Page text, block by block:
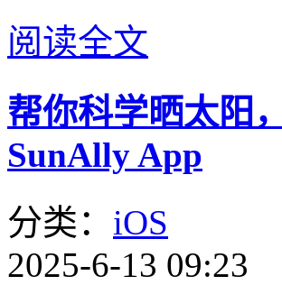
阅读全文
帮你科学晒太阳
SunAlly App
分类： iOS
2025-6-13 09:23